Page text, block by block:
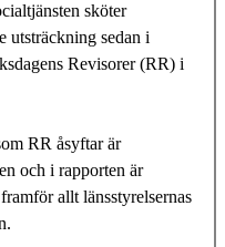
sköter
utsträckning sedan i
Revisorer (RR) i
RR åsyftar är
och i rapporten är
allt länsstyrelsernas